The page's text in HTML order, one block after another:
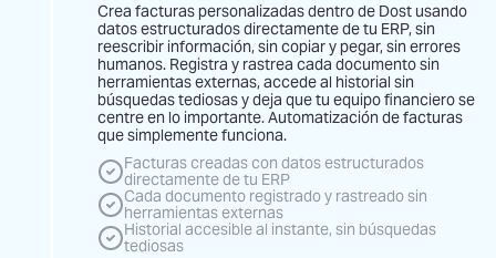
Crea facturas personalizadas dentro de Dost usando
datos estructurados directamente de tu ERP, sin
reescribir información, sin copiar y pegar, sin errores
humanos. Registra y rastrea cada documento sin
herramientas externas, accede al historial sin
búsquedas tediosas y deja que tu equipo financiero se
centre en lo importante. Automatización de facturas
que simplemente funciona.
Facturas creadas con datos estructurados
directamente de tu ERP
Cada documento registrado y rastreado sin
herramientas externas
Historial accesible al instante, sin búsquedas
tediosas